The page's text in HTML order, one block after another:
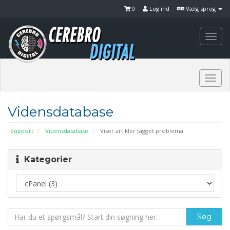
Vælg sprog
Log ind
0
Vidensdatabase
Support Vidensdatabase Viser artikler tagget problema
Kategorier